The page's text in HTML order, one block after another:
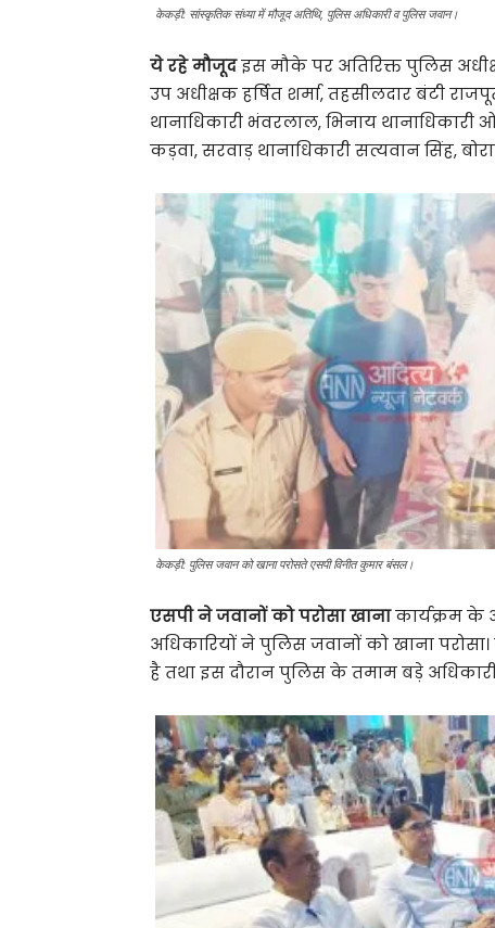
केकड़ी: सांस्कृतिक संध्या में मौजूद अतिथि, पुलिस अधिकारी व पुलिस जवान।
ये रहे मौजूदइस मौके पर अतिरिक्त पुलिस
उप अधीक्षक हर्षित शर्मा, तहसीलदार बंटी
थानाधिकारी भंवरलाल, भिनाय थानाधिकारी
कड़वा, सरवाड़ थानाधिकारी सत्यवान सिंह,
केकड़ी: पुलिस जवान को खाना परोसते एसपी विनीत कुमार बंसल।
एसपी ने जवानों को परोसा खानाकार्यक्रम के
अधिकारियों ने पुलिस जवानों को खाना
है तथा इस दौरान पुलिस के तमाम बड़े